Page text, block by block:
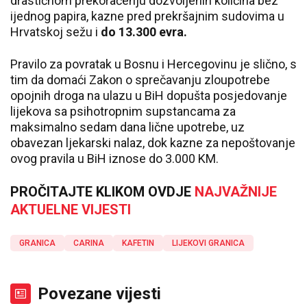
ijednog papira, kazne pred prekršajnim sudovima u
Hrvatskoj sežu i do 13.300 evra.
Pravilo za povratak u Bosnu i Hercegovinu je slično, s
tim da domaći Zakon o sprečavanju zloupotrebe
opojnih droga na ulazu u BiH dopušta posjedovanje
lijekova sa psihotropnim supstancama za
maksimalno sedam dana lične upotrebe, uz
obavezan ljekarski nalaz, dok kazne za nepoštovanje
ovog pravila u BiH iznose do 3.000 KM.
PROČITAJTE KLIKOM OVDJE NAJVAŽNIJE
AKTUELNE VIJESTI
GRANICA CARINA KAFETIN LIJEKOVI GRANICA
Povezane vijesti